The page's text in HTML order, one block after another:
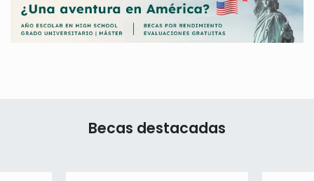
Becas destacadas